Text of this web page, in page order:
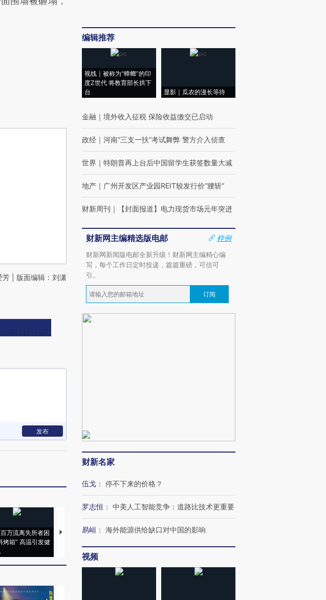
芳 | 版面编辑：刘潇
发布
万流离失所者困
烤箱” 高温引发健
马航飞行员跨国走私7万
编辑推荐
视线｜被称为“蟑螂”的印
度Z世代 将教育部长拱下
台
显影｜瓜农的漫长等待
金融 ｜ 境外收入征税 保险收益缴交已启动
政经 ｜ 河南“三支一扶”考试舞弊 警方介入侦查
世界 ｜ 特朗普再上台后中国留学生获签数量大减
地产 ｜ 广州开发区产业园REIT较发行价“腰斩”
财新周刊 ｜ 【封面报道】电力现货市场元年突进
财新网主编精选版电邮
样例
财新网新闻版电邮全新升级！财新网主编精心编
写，每个工作日定时投递，篇篇重磅，可信可
引。
订阅
财新名家
伍戈 ： 停不下来的价格？
罗志恒 ： 中美人工智能竞争：道路比技术更重要
易峘 ： 海外能源供给缺口对中国的影响
视频